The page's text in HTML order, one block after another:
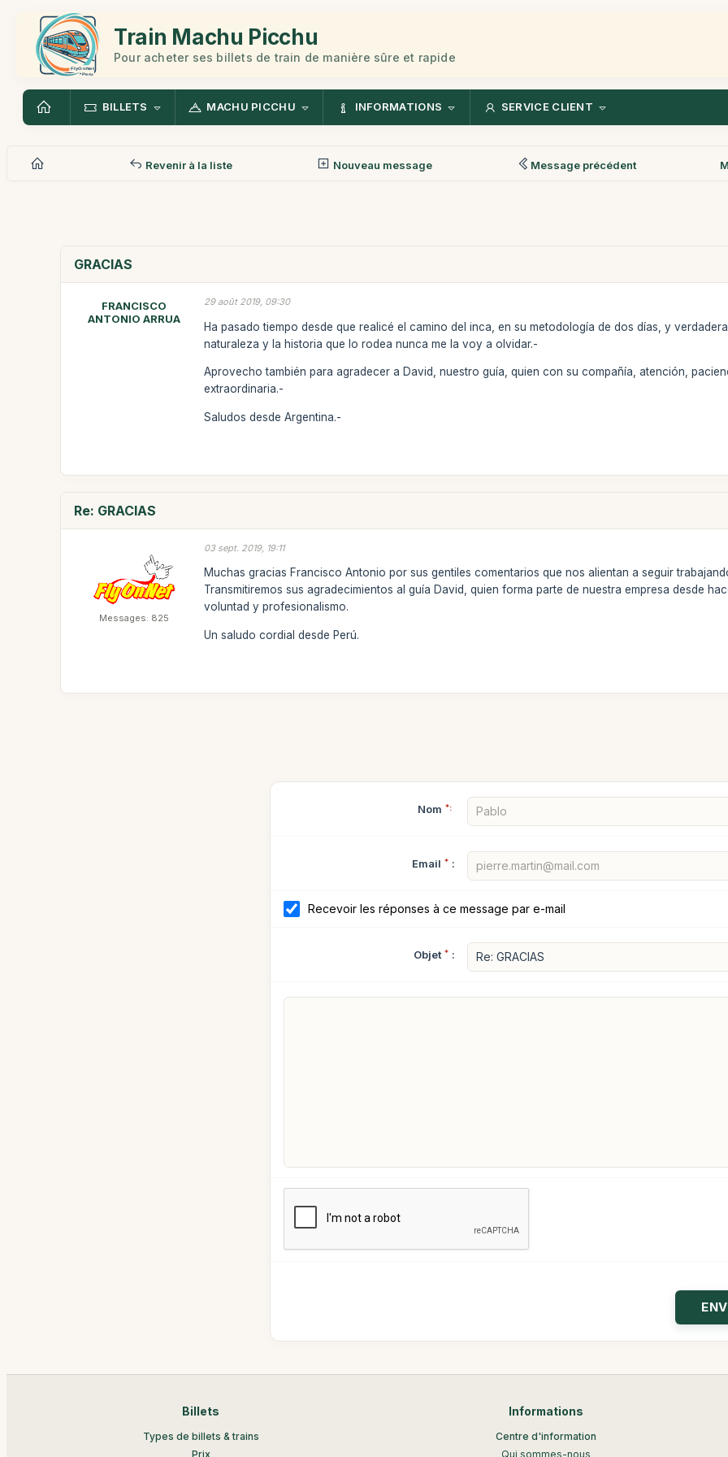
Train Machu Picchu
Pour acheter ses billets de train de manière sûre et rapide
BILLETS MACHU PICCHU INFORMATIONS SERVICE CLIENT
Revenir à la liste Nouveau message Message précédent
GRACIAS
FRANCISCO
ANTONIO ARRUA
29 août 2019, 09:30
Ha pasado tiempo desde que realicé el camino del inca, en su metodología de dos días, y
naturaleza y la historia que lo rodea nunca me la voy a olvidar.-
Aprovecho también para agradecer a David, nuestro guía, quien con su compañía, atención,
extraordinaria.-
Saludos desde Argentina.-
Re: GRACIAS
Messages: 825
03 sept. 2019, 19:11
Muchas gracias Francisco Antonio por sus gentiles comentarios que nos alientan a seguir
Transmitiremos sus agradecimientos al guía David, quien forma parte de nuestra empresa desde
voluntad y profesionalismo.
Un saludo cordial desde Perú.
Nom *:
Email * :
Recevoir les réponses à ce message par e-mail
Objet * :
Billets
Types de billets & trains
Prix
Informations
Centre d'information
Qui sommes-nous